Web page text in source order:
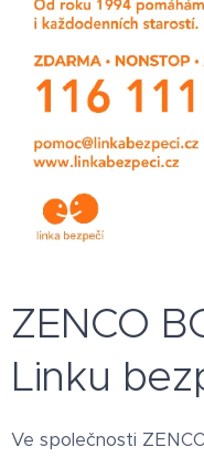
ZENCO
Linku
Ve společnosti